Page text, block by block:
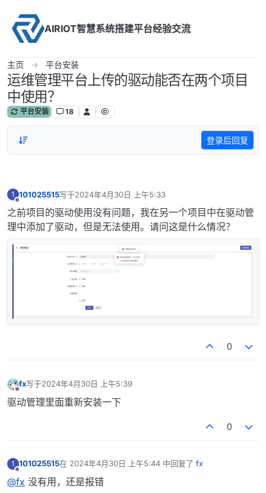
AIRIOT智慧系统搭建平台经验交流
主页 平台安装
运维管理平台上传的驱动能否在两个项目
中使用？
平台安装 18
登录后回复
1
离线
101025515写于2024年4月30日 上午5:33
最后由 编辑
之前项目的驱动使用没有问题，我在另一个项目中在驱动管
理中添加了驱动，但是无法使用。请问这是什么情况？
0
fx写于2024年4月30日 上午5:39
最后由 编辑
驱动管理里面重新安装一下
0
1 101025515在 2024年4月30日 上午5:44 中回复了 fx
最后由 编辑
@fx 没有用，还是报错